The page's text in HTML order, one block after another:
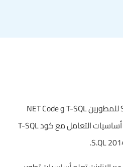
تعتبر دورة دبلومة SQL 2014 للمطورين T-SQL و NET Code
من أفضل الدورات التي توفر أساسيات التعامل مع كود T-SQL